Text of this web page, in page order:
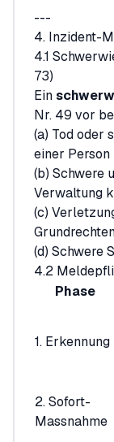
---
4. Inzident-
4.1
73)
Ein
Nr. 49 vor
(a) Tod oder
einer Person
(b) Schwere
Verwaltung
(c)
(d) Schwere
4.2
Phase
1. Erkennung
2. Sofort-
Massnahme